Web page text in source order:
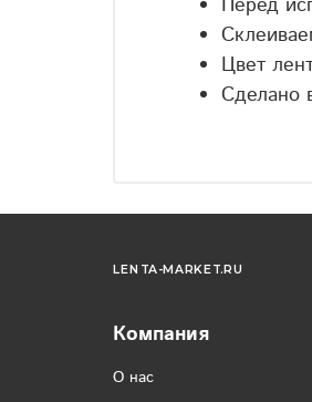
Перед
Цвет
Сделано
LENTA-MARKET.RU
Компания
О нас